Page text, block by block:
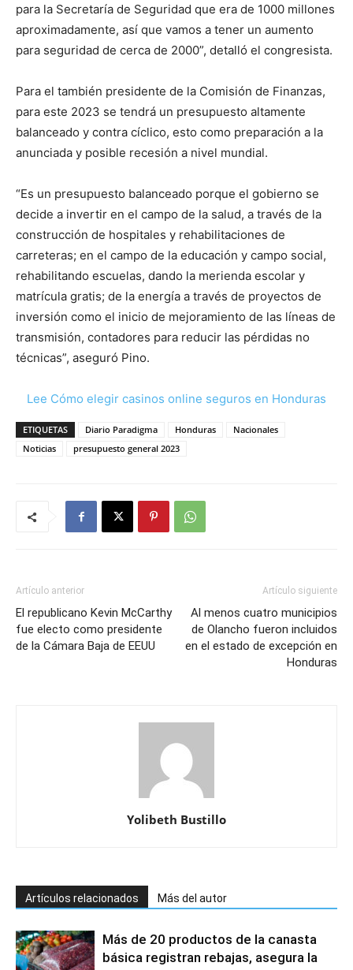
para la Secretaría de Seguridad que era de 1000 millones
aproximadamente, así que vamos a tener un aumento
para seguridad de cerca de 2000”, detalló el congresista.
Para el también presidente de la Comisión de Finanzas,
para este 2023 se tendrá un presupuesto altamente
balanceado y contra cíclico, esto como preparación a la
anunciada y posible recesión a nivel mundial.
“Es un presupuesto balanceado porque el gobierno se
decide a invertir en el campo de la salud, a través de la
construcción de hospitales y rehabilitaciones de
carreteras; en el campo de la educación y campo social,
rehabilitando escuelas, dando la merienda escolar y
matrícula gratis; de la energía a través de proyectos de
inversión como el inicio de mejoramiento de las líneas de
transmisión, contadores para reducir las pérdidas no
técnicas”, aseguró Pino.
Lee Cómo elegir casinos online seguros en Honduras
ETIQUETAS Diario Paradigma Honduras
Nacionales
Noticias
presupuesto general 2023
Artículo anterior
El republicano Kevin McCarthy
fue electo como presidente
de la Cámara Baja de EEUU
Artículo siguiente
Al menos cuatro municipios
de Olancho fueron incluidos
en el estado de excepción en
Honduras
Yolibeth Bustillo
Artículos relacionados Más del autor
Más de 20 productos de la canasta
básica registran rebajas, asegura la